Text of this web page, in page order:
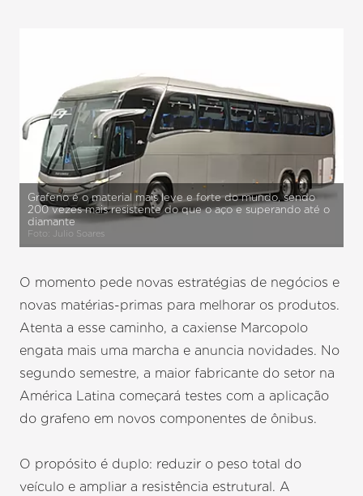
Grafeno é o material mais leve e forte do mundo, sendo
200 vezes mais resistente do que o aço e superando até o
diamante
Foto: Julio Soares
O momento pede novas estratégias de negócios e
novas matérias-primas para melhorar os produtos.
Atenta a esse caminho, a caxiense Marcopolo
engata mais uma marcha e anuncia novidades. No
segundo semestre, a maior fabricante do setor na
América Latina começará testes com a aplicação
do grafeno em novos componentes de ônibus.
O propósito é duplo: reduzir o peso total do
veículo e ampliar a resistência estrutural. A